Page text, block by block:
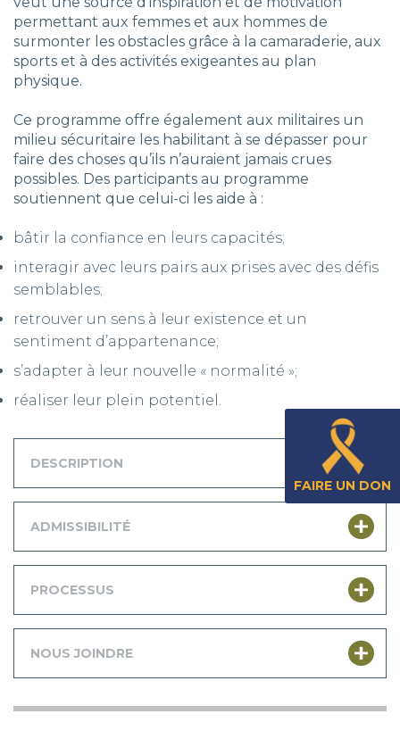
FAIRE UN DON
permettant aux femmes et aux hommes de
surmonter les obstacles grâce à la camaraderie, aux
sports et à des activités exigeantes au plan
physique.
Ce programme offre également aux militaires un
milieu sécuritaire les habilitant à se dépasser pour
faire des choses qu’ils n’auraient jamais crues
possibles. Des participants au programme
soutiennent que celui-ci les aide à :
bâtir la confiance en leurs capacités;
interagir avec leurs pairs aux prises avec des défis
semblables;
retrouver un sens à leur existence et un
sentiment d’appartenance;
s’adapter à leur nouvelle « normalité »;
réaliser leur plein potentiel.
DESCRIPTION
ADMISSIBILITÉ
PROCESSUS
NOUS JOINDRE